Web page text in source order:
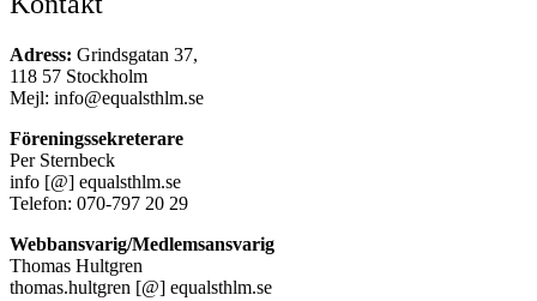
Adress: Grindsgatan 37,
118 57 Stockholm
Mejl: info@equalsthlm.se
Föreningssekreterare
Per Sternbeck
info [@] equalsthlm.se
Telefon: 070-797 20 29
Webbansvarig/Medlemsansvarig
Thomas Hultgren
thomas.hultgren [@] equalsthlm.se